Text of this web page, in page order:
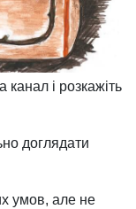
і розкажіть
доглядати
умов, але не